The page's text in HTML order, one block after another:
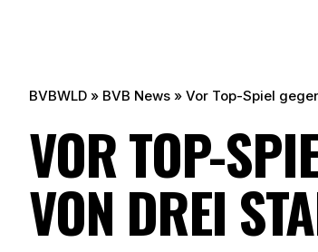
BVBWLD » BVB News » Vor Top-Spiel
VOR TOP-
VON DREI